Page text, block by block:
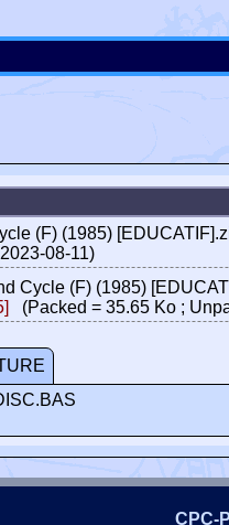
(F) (1985)
08-11)
Cycle (F) (1985)
(Packed = 35.65 Ko ;
CPC-